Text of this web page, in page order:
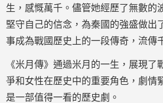
生，感慨萬千。儘管她經歷了無數的
堅守自己的信念，為秦國的強盛做出
事成為戰國歷史上的一段傳奇，流傳
《米月傳》通過米月的一生，展現了
爭和女性在歷史中的重要角色，劇情
是一部值得一看的歷史劇。